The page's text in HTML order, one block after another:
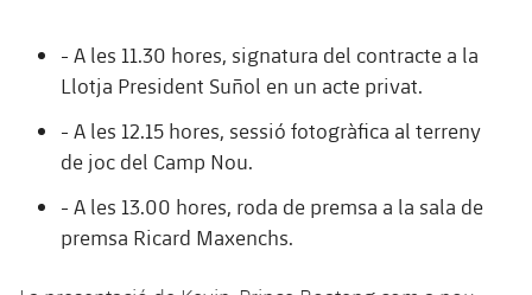
Estadi Johan Cruyff
Barça Cafe
La Masia
Serveis
SUB10 A
SUB9 A
SUB9 B
SUB8 A
Jugadors
Fotos
Palmarès
Infantil A
Infantil B
Entrades
Resultats
Classificació
Calendari
Resultats
Classificació
Actualitat
Juvenil
Cadet A
PLUSICON
MÉS
Primer equip
plusicon
més
Actualitat
Barça Atlètic
plusicon
més
Actualitat
- A les 11.30 hores, signatura del contracte a la
Llotja President Suñol en un acte privat.
- A les 12.15 hores, sessió fotogràfica al terreny
de joc del Camp Nou.
- A les 13.00 hores, roda de premsa a la sala de
premsa Ricard Maxenchs.